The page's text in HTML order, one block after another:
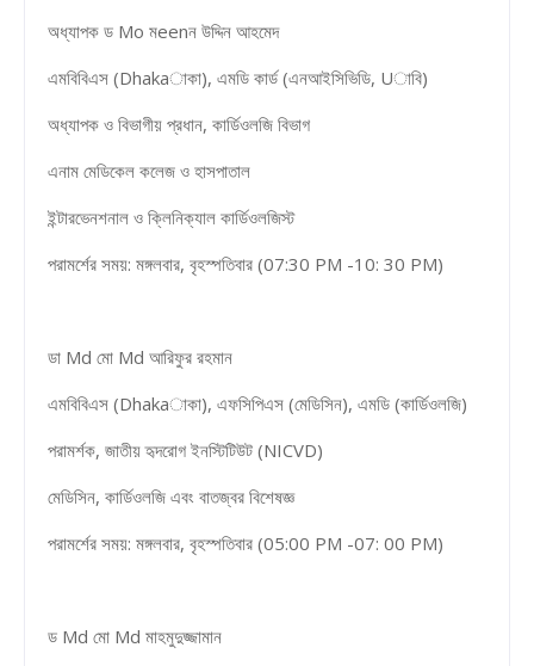
অধ্যাপক ড Mo মeenন উদ্দিন আহমেদ
এমবিবিএস (Dhakaাকা), এমডি কার্ড (এনআইসিভিডি, Uাবি)
অধ্যাপক ও বিভাগীয় প্রধান, কার্ডিওলজি বিভাগ
এনাম মেডিকেল কলেজ ও হাসপাতাল
ইন্টারভেনশনাল ও ক্লিনিক্যাল কার্ডিওলজিস্ট
পরামর্শের সময়: মঙ্গলবার, বৃহস্পতিবার (07:30 PM -10: 30 PM)
ডা Md মো Md আরিফুর রহমান
এমবিবিএস (Dhakaাকা), এফসিপিএস (মেডিসিন), এমডি (কার্ডিওলজি)
পরামর্শক, জাতীয় হৃদরোগ ইনস্টিটিউট (NICVD)
মেডিসিন, কার্ডিওলজি এবং বাতজ্বর বিশেষজ্ঞ
পরামর্শের সময়: মঙ্গলবার, বৃহস্পতিবার (05:00 PM -07: 00 PM)
ড Md মো Md মাহমুদুজ্জামান